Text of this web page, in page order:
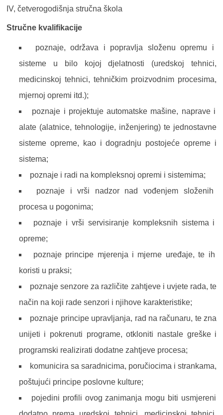
IV, četverogodišnja stručna škola
Stručne kvalifikacije
poznaje, održava i popravlja složenu opremu i
sisteme u bilo kojoj djelatnosti (uredskoj tehnici,
medicinskoj tehnici, tehničkim proizvodnim procesima,
mjernoj opremi itd.);
poznaje i projektuje automatske mašine, naprave i
alate (alatnice, tehnologije, inženjering) te jednostavne
sisteme opreme, kao i dogradnju postojeće opreme i
sistema;
poznaje i radi na kompleksnoj opremi i sistemima;
poznaje i vrši nadzor nad vođenjem složenih
procesa u pogonima;
poznaje i vrši servisiranje kompleksnih sistema i
opreme;
poznaje principe mjerenja i mjerne uređaje, te ih
koristi u praksi;
poznaje senzore za različite zahtjeve i uvjete rada, te
način na koji rade senzori i njihove karakteristike;
poznaje principe upravljanja, rad na računaru, te zna
unijeti i pokrenuti programe, otkloniti nastale greške i
programski realizirati dodatne zahtjeve procesa;
komunicira sa saradnicima, poručiocima i strankama,
poštujući principe poslovne kulture;
pojedini profili ovog zanimanja mogu biti usmjereni